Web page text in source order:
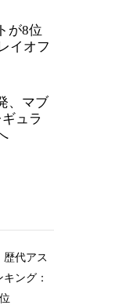
が8位
イオフ
、マブ
ュラ
歴代アス
ング：